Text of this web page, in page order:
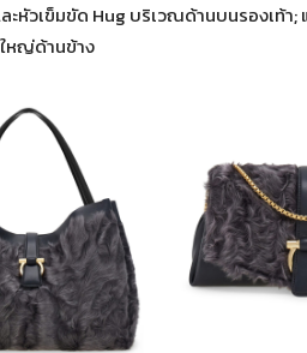
ละหัวเข็มขัด Hug บริเวณด้านบนรองเท้
หญ่ด้านข้าง